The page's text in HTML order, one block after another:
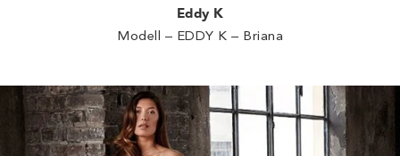
Eddy K
Modell – EDDY K – Briana